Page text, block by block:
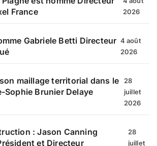
France
2026
Gabriele Betti Directeur 4 août
2026
maillage territorial dans le
Sophie Brunier Delaye
28
juillet
2026
: Jason Canning
et Directeur
28
juillet